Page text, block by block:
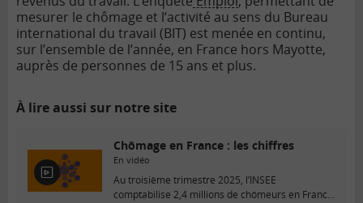
mesurer le chômage et l’activité au sens du Bureau
international du travail (BIT) est menée en continu,
sur l’ensemble de l’année, en France hors Mayotte,
auprès de personnes de 15 ans et plus.
À lire aussi sur notre site
E
n
Chômage en France : les chiffres
En vidéo
Au troisième trimestre 2025, l’INSEE
comptabilise 2,4 millions de chômeurs en France